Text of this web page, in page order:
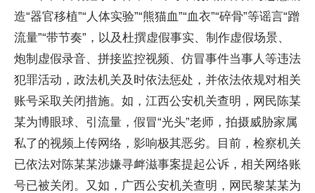
造“器官移植”“人体实验”“熊猫血”“血衣”“碎骨”等谣言“蹭
流量”“带节奏”，以及杜撰虚假事实、制作虚假场景、
炮制虚假录音、拼接监控视频、仿冒事件当事人等违法
犯罪活动，政法机关及时依法惩处，并依法依规对相关
账号采取关闭措施。如，江西公安机关查明，网民陈某
某为博眼球、引流量，假冒“光头”老师，拍摄威胁家属
私了的视频上传网络，影响极其恶劣。目前，检察机关
已依法对陈某某涉嫌寻衅滋事案提起公诉，相关网络账
号已被关闭。又如，广西公安机关查明，网民黎某某为